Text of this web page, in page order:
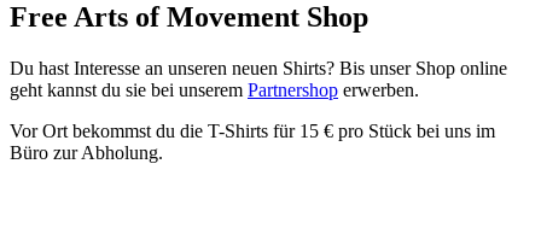
Free Arts of Movement Shop
Du hast Interesse an unseren neuen Shirts? Bis unser Shop online
geht kannst du sie bei unserem Partnershop erwerben.
Vor Ort bekommst du die T-Shirts für 15 € pro Stück bei uns im
Büro zur Abholung.